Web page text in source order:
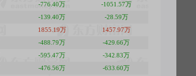
-776.40万
-1051.57万
-139.40万
-28.59万
1855.19万
1457.97万
-488.79万
-429.66万
-595.47万
-342.83万
-476.56万
-633.60万